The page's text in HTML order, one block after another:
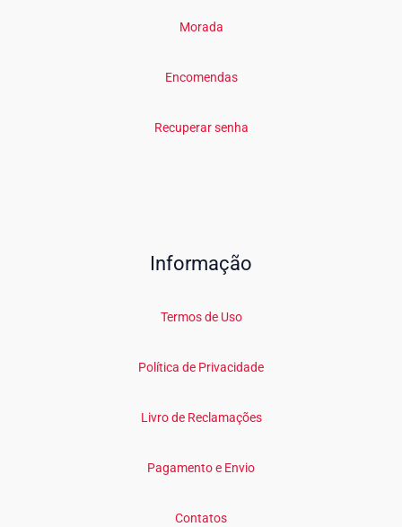
Morada
Encomendas
Recuperar senha
Informação
Termos de Uso
Política de Privacidade
Livro de Reclamações
Pagamento e Envio
Contatos